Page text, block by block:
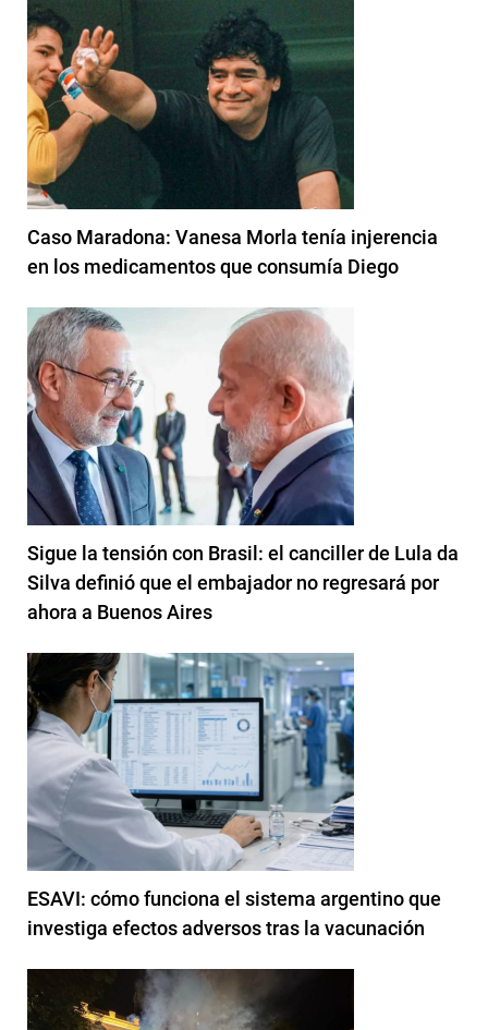
Caso Maradona: Vanesa Morla tenía injerencia
en los medicamentos que consumía Diego
Sigue la tensión con Brasil: el canciller de Lula da
Silva definió que el embajador no regresará por
ahora a Buenos Aires
ESAVI: cómo funciona el sistema argentino que
investiga efectos adversos tras la vacunación